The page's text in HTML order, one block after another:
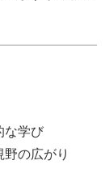
な学び
の広がり